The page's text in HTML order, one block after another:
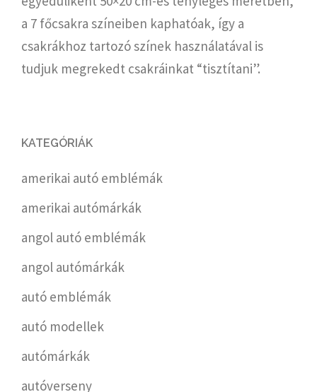
a 7 főcsakra színeiben kaphatóak, így a
csakrákhoz tartozó színek használatával is
tudjuk megrekedt csakráinkat “tisztítani”.
KATEGÓRIÁK
amerikai autó emblémák
amerikai autómárkák
angol autó emblémák
angol autómárkák
autó emblémák
autó modellek
autómárkák
autóverseny